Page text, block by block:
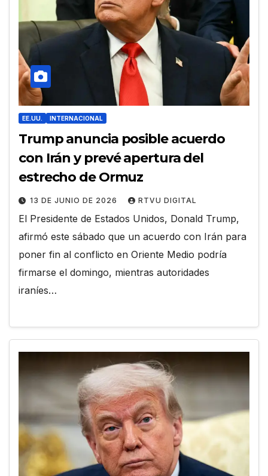
EE.UU. INTERNACIONAL
Trump anuncia posible acuerdo
con Irán y prevé apertura del
estrecho de Ormuz
13 DE JUNIO DE 2026 RTVU DIGITAL
El Presidente de Estados Unidos, Donald Trump,
afirmó este sábado que un acuerdo con Irán para
poner fin al conflicto en Oriente Medio podría
firmarse el domingo, mientras autoridades
iraníes…